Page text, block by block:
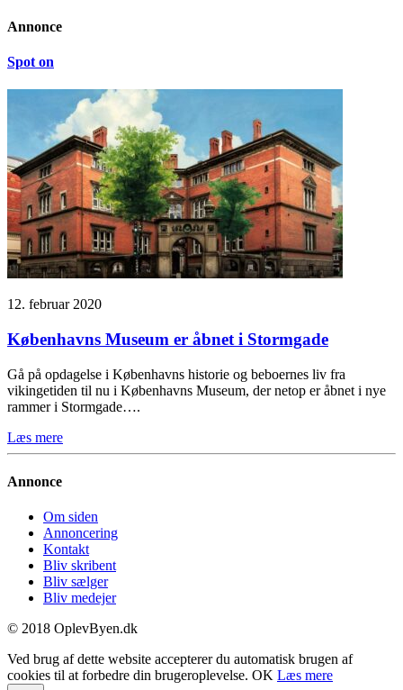
Annonce
Spot on
12. februar 2020
Københavns Museum er åbnet i Stormgade
Gå på opdagelse i Københavns historie og beboernes liv fra
vikingetiden til nu i Københavns Museum, der netop er åbnet i nye
rammer i Stormgade….
Læs mere
Annonce
Om siden
Annoncering
Kontakt
Bliv skribent
Bliv sælger
Bliv medejer
© 2018 OplevByen.dk
Ved brug af dette website accepterer du automatisk brugen af
cookies til at forbedre din brugeroplevelse. OK Læs mere